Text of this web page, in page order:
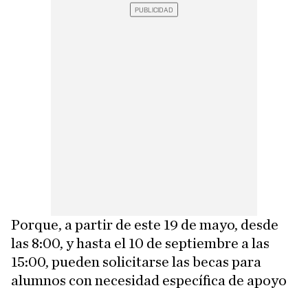
Porque, a partir de este 19 de mayo, desde
las 8:00, y hasta el 10 de septiembre a las
15:00, pueden solicitarse las becas para
alumnos con necesidad específica de apoyo